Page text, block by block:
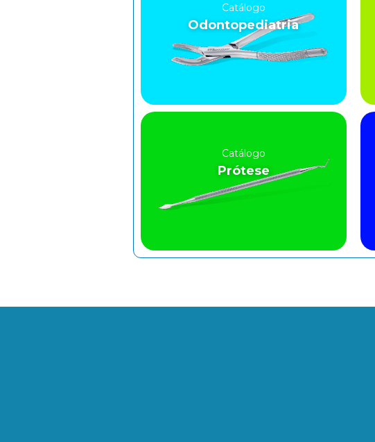
Catálogo
Odontopediatria
Catálogo
Prótese